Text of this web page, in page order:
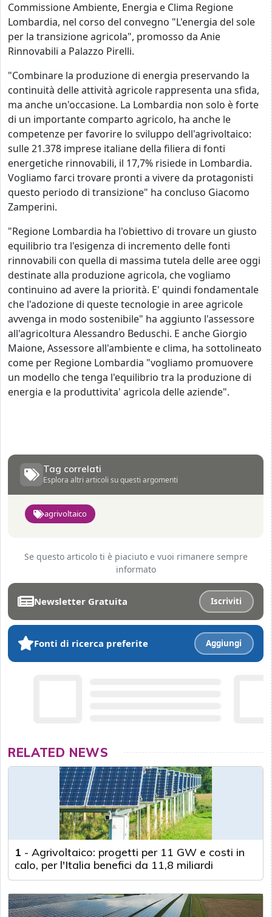
Commissione Ambiente, Energia e Clima Regione
Lombardia, nel corso del convegno "L'energia del sole
per la transizione agricola", promosso da Anie
Rinnovabili a Palazzo Pirelli.
"Combinare la produzione di energia preservando la
continuità delle attività agricole rappresenta una sfida,
ma anche un'occasione. La Lombardia non solo è forte
di un importante comparto agricolo, ha anche le
competenze per favorire lo sviluppo dell'agrivoltaico:
sulle 21.378 imprese italiane della filiera di fonti
energetiche rinnovabili, il 17,7% risiede in Lombardia.
Vogliamo farci trovare pronti a vivere da protagonisti
questo periodo di transizione" ha concluso Giacomo
Zamperini.
"Regione Lombardia ha l'obiettivo di trovare un giusto
equilibrio tra l'esigenza di incremento delle fonti
rinnovabili con quella di massima tutela delle aree oggi
destinate alla produzione agricola, che vogliamo
continuino ad avere la priorità. E' quindi fondamentale
che l'adozione di queste tecnologie in aree agricole
avvenga in modo sostenibile" ha aggiunto l'assessore
all'agricoltura Alessandro Beduschi. E anche Giorgio
Maione, Assessore all'ambiente e clima, ha sottolineato
come per Regione Lombardia "vogliamo promuovere
un modello che tenga l'equilibrio tra la produzione di
energia e la produttivita' agricola delle aziende".
Tag correlati
Esplora altri articoli su questi argomenti
agrivoltaico
Se questo articolo ti è piaciuto e vuoi rimanere sempre
informato
Newsletter Gratuita Iscriviti
Fonti di ricerca preferite Aggiungi
RELATED NEWS
1 - Agrivoltaico: progetti per 11 GW e costi in
calo, per l'Italia benefici da 11,8 miliardi